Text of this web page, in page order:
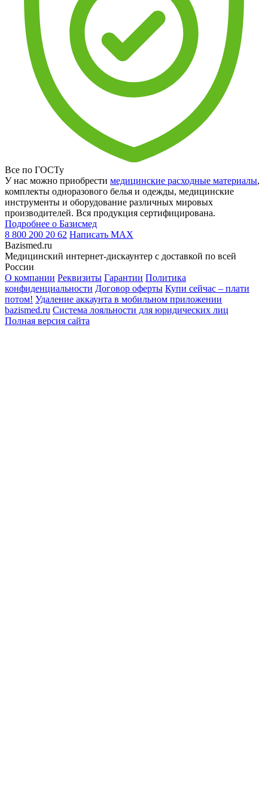
Все по ГОСТу
У нас можно приобрести медицинские расходные материалы,
комплекты одноразового белья и одежды, медицинские
инструменты и оборудование различных мировых
производителей. Вся продукция сертифицирована.
Подробнее о Базисмед
8 800 200 20 62 Написать MAX
Bazismed.ru
Медицинский интернет-дискаунтер с доставкой по всей
России
О компании Реквизиты Гарантии Политика
конфиденциальности Договор оферты Купи сейчас – плати
потом! Удаление аккаунта в мобильном приложении
bazismed.ru Система лояльности для юридических лиц
Полная версия сайта